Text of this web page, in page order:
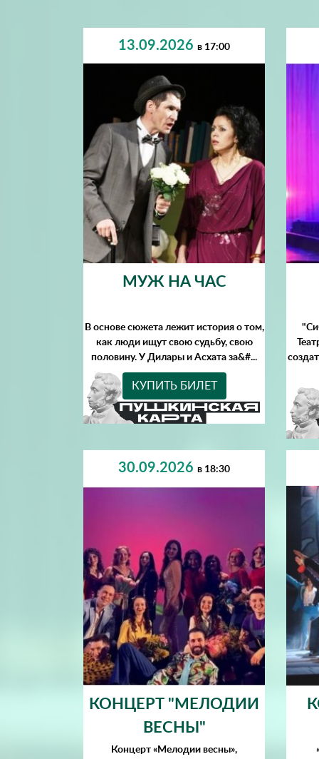
13.09.2026 в 17:00
МУЖ НА ЧАС
В основе сюжета лежит история о том,
как люди ищут свою судьбу, свою
половину. У Дилары и Асхата за&#...
КУПИТЬ БИЛЕТ
30.09.2026 в 18:30
КОНЦЕРТ "МЕЛОДИИ
ВЕСНЫ"
Концерт «Мелодии весны»,